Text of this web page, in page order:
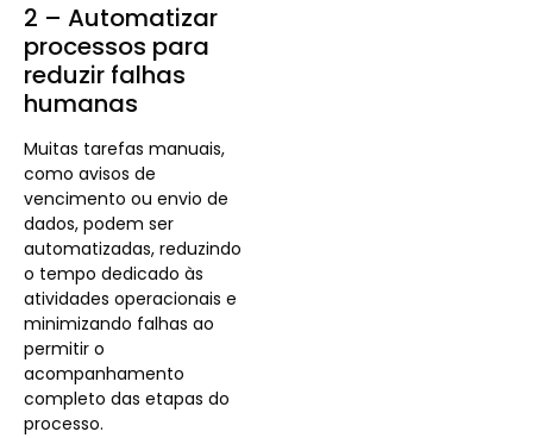
2 – Automatizar
processos para
reduzir falhas
humanas
Muitas tarefas manuais,
como avisos de
vencimento ou envio de
dados, podem ser
automatizadas, reduzindo
o tempo dedicado às
atividades operacionais e
minimizando falhas ao
permitir o
acompanhamento
completo das etapas do
processo.